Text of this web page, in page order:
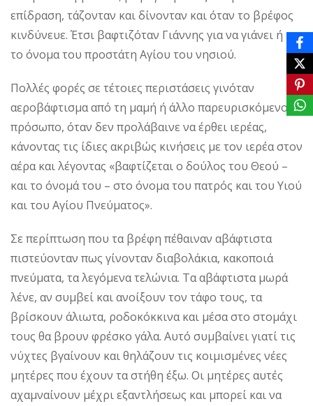
επίδραση, τάζονταν και δίνονταν και όταν το βρέφος
κινδύνευε. Έτσι βαφτιζόταν Γιάννης για να γιάνει ή με
το όνομα του προστάτη Αγίου του νησιού.
Πολλές φορές σε τέτοιες περιστάσεις γινόταν
αεροβάφτισμα από τη μαμή ή άλλο παρευρισκόμενο
πρόσωπο, όταν δεν προλάβαινε να έρθει ιερέας,
κάνοντας τις ίδιες ακριβώς κινήσεις με τον ιερέα στον
αέρα και λέγοντας «βαφτίζεται ο δούλος του Θεού –
και το όνομά του – στο όνομα του πατρός και του Υιού
και του Αγίου Πνεύματος».
Σε περίπτωση που τα βρέφη πέθαιναν αβάφτιστα
πιστεύονταν πως γίνονταν διαβολάκια, κακοποιά
πνεύματα, τα λεγόμενα τελώνια. Τα αβάφτιστα μωρά
λένε, αν συμβεί και ανοίξουν τον τάφο τους, τα
βρίσκουν άλιωτα, ροδοκόκκινα και μέσα στο στομάχι
τους θα βρουν φρέσκο γάλα. Αυτό συμβαίνει γιατί τις
νύχτες βγαίνουν και θηλάζουν τις κοιμισμένες νέες
μητέρες που έχουν τα στήθη έξω. Οι μητέρες αυτές
αχαμναίνουν μέχρι εξαντλήσεως και μπορεί και να